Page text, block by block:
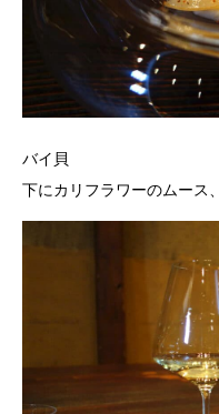
バイ貝
下にカリフラワーのムース